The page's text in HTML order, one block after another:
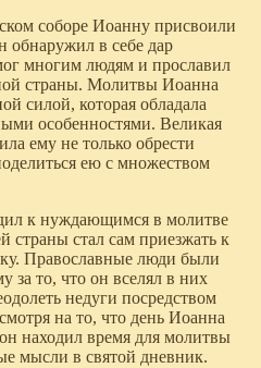
соборе Иоанну присвоили
обнаружил в себе дар
многим людям и прославил
страны. Молитвы Иоанна
силой, которая обладала
особенностями. Великая
ему не только обрести
ею с множеством
к нуждающимся в молитве
страны стал сам приезжать к
Православные люди были
за то, что он вселял в них
недуги посредством
на то, что день Иоанна
находил время для молитвы
мысли в святой дневник.